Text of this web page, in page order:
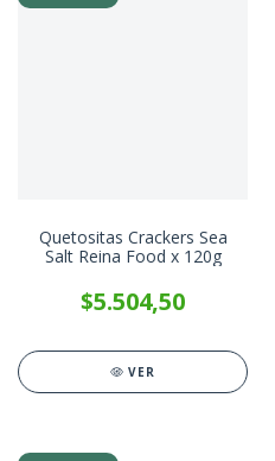
Quetositas Crackers Sea
Salt Reina Food x 120g
$5.504,50
VER